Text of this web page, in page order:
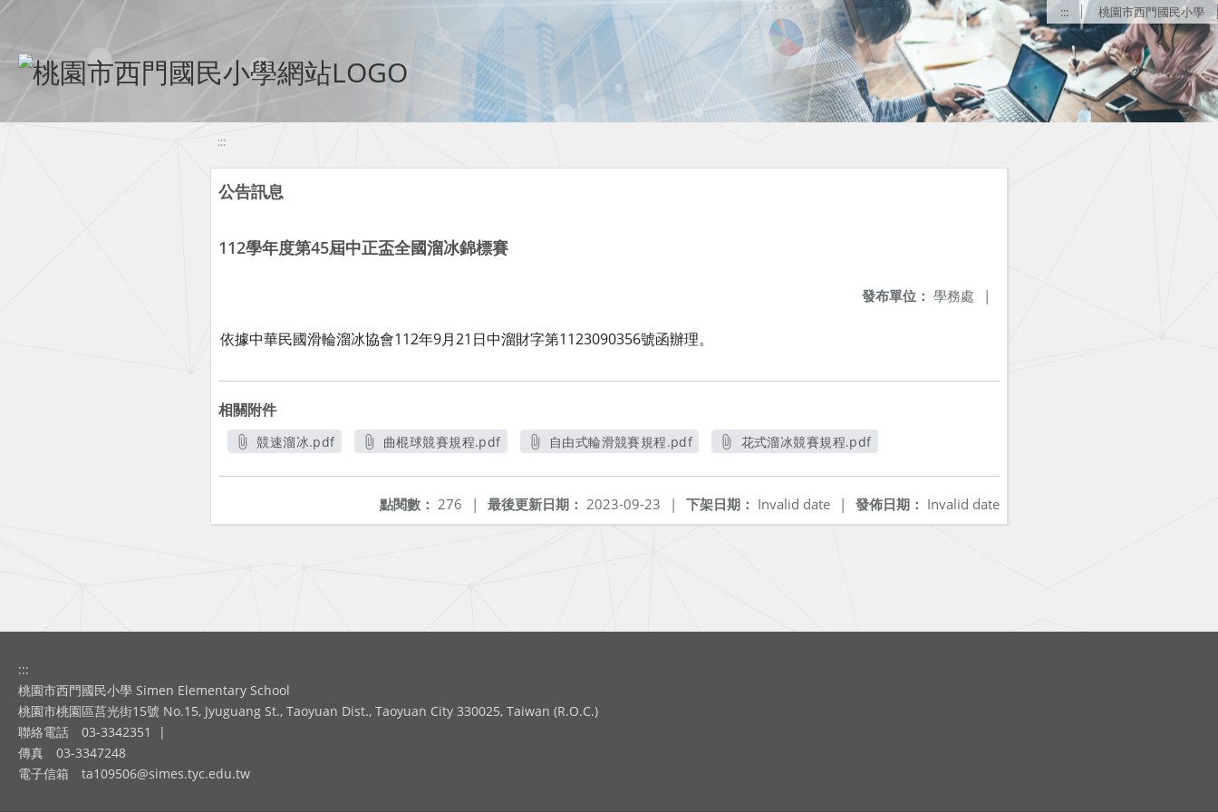
移至網頁之主要內容區位置 ::: 桃園市西門國民小學
:::
公告訊息
112學年度第45屆中正盃全國溜冰錦標賽
發布單位： 學務處 |
依據中華民國滑輪溜冰協會112年9月21日中溜財字第1123090356號函辦理。
相關附件
競速溜冰.pdf
曲棍球競賽規程.pdf
自由式輪滑競賽規程.pdf
花式溜冰競賽規程.pdf
發佈日期： Invalid date
下架日期： Invalid date |
最後更新日期： 2023-09-23 |
點閱數： 276 |
:::
桃園市西門國民小學 Simen Elementary School
桃園市桃園區莒光街15號 No.15, Jyuguang St., Taoyuan Dist., Taoyuan City 330025, Taiwan (R.O.C.)
聯絡電話
03-3342351
|
傳真
03-3347248
電子信箱
ta109506@simes.tyc.edu.tw